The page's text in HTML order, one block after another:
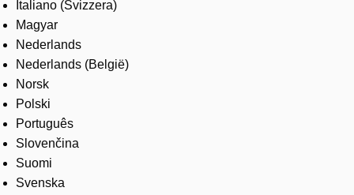
Italiano (Svizzera)
Magyar
Nederlands
Nederlands (België)
Norsk
Polski
Português
Slovenčina
Suomi
Svenska